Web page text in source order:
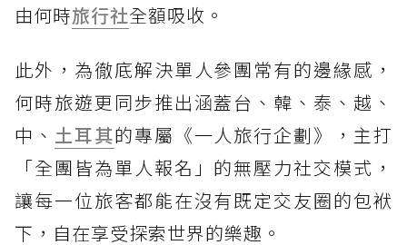
由何時旅行社全額吸收。
此外，為徹底解決單人參團常有的邊緣感，
何時旅遊更同步推出涵蓋台、韓、泰、越、
中、 土耳其的專屬《一人旅行企劃》，主打
「全團皆為單人報名」的無壓力社交模式，
讓每一位旅客都能在沒有既定交友圈的包袱
下，自在享受探索世界的樂趣。